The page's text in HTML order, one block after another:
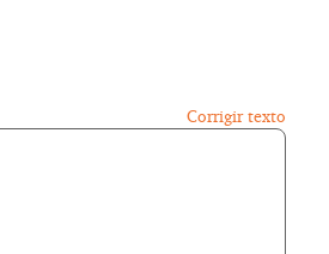
Corrigir texto